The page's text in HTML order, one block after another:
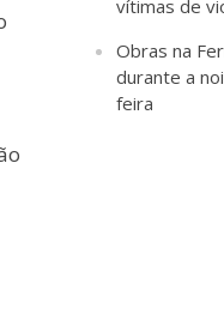
vítimas de
Obras na
durante a
feira